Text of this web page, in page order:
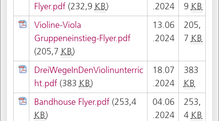
Flyer.pdf (232,9 KB)
.2024
9 KB
Violine-Viola
Gruppeneinstieg-Flyer.pdf
(205,7 KB)
13.06
.2024
205,
7 KB
DreiWegeInDenViolinunterric
ht.pdf (383 KB)
18.07
.2024
383
KB
Bandhouse Flyer.pdf (253,4
KB)
04.06
.2024
253,
4 KB